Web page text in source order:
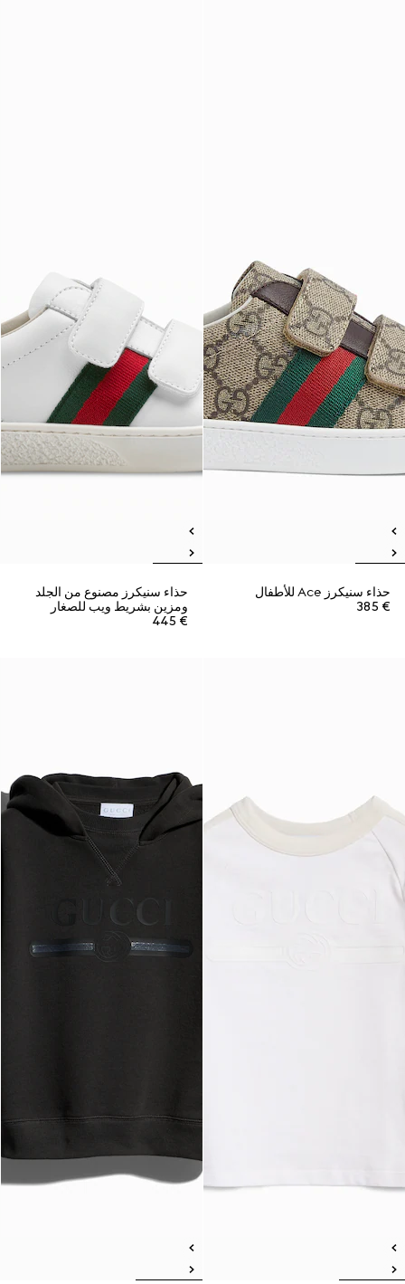
حذاء سنيكرز Ace للأطفال
€ 385
حذاء سنيكرز مصنوع من الجلد
ومزين بشريط ويب للصغار
€ 445